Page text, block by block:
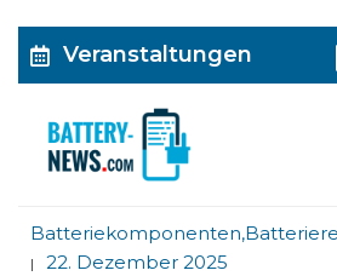
Veranstaltungen
Batteriekomponenten,
| 22. Dezember 2025